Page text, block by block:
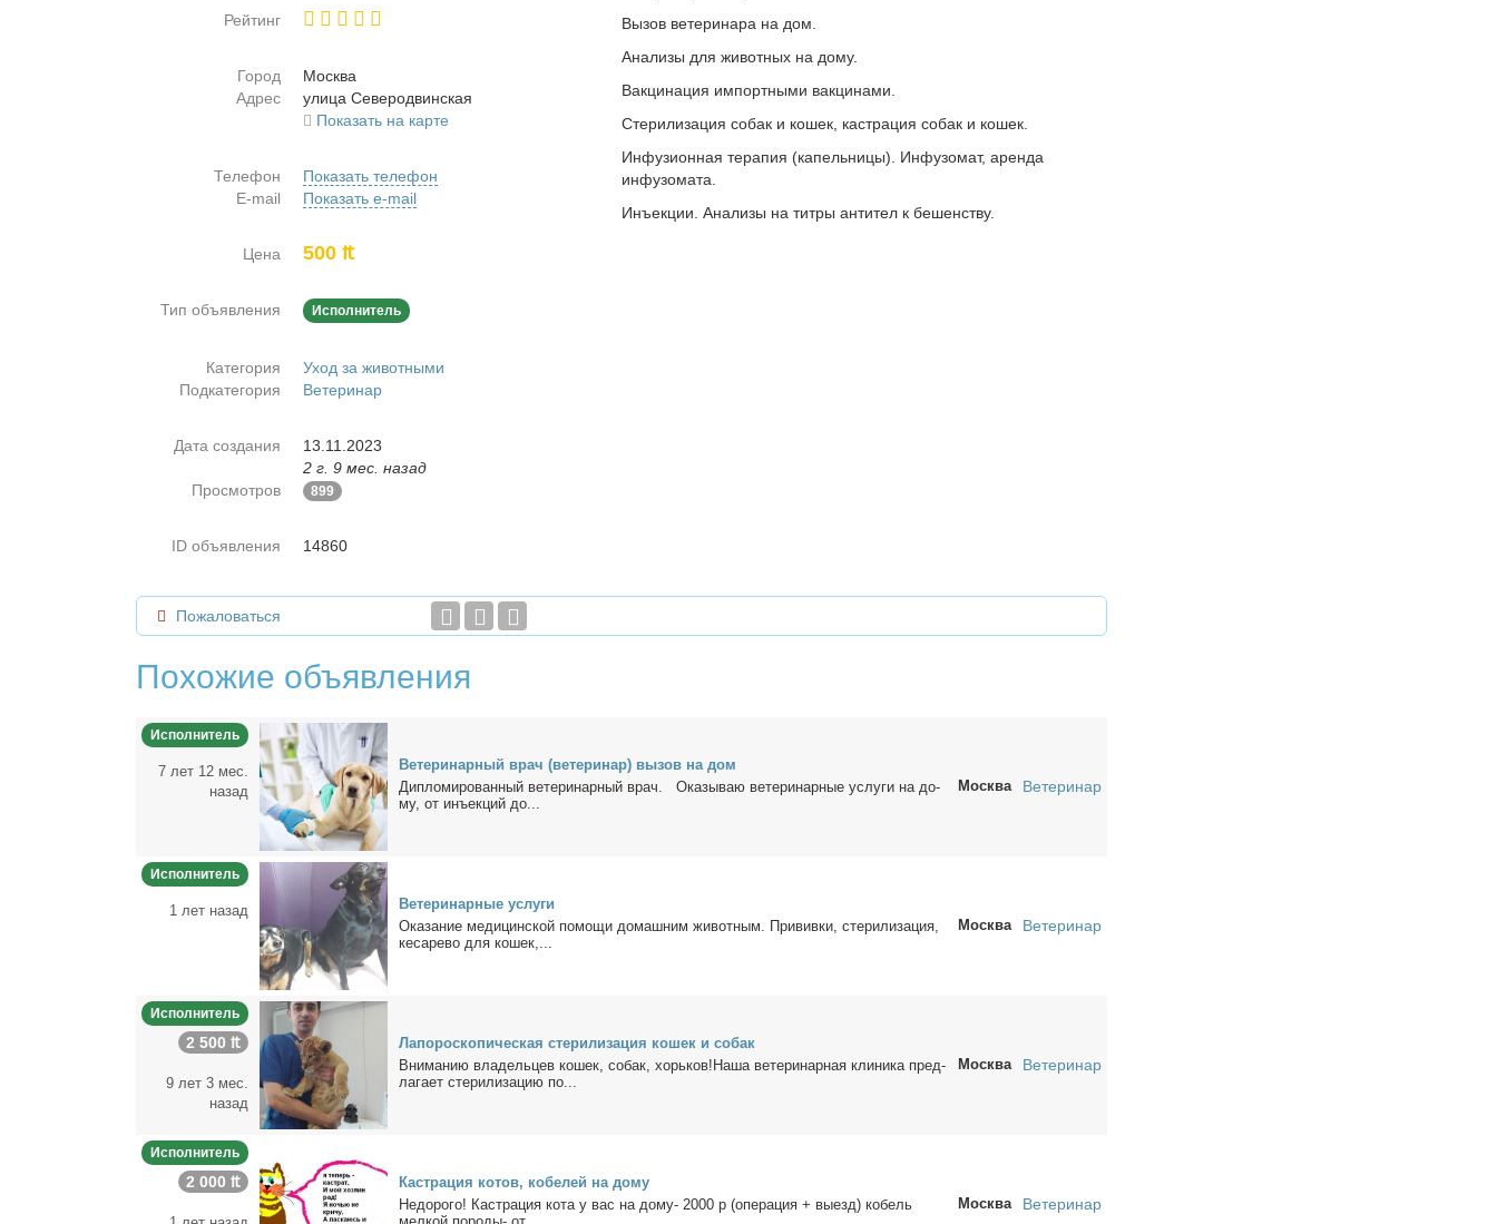
Вызов ветеринара на дом.
Анализы для животных на дому.
Вакцинация импортными вакцинами.
Стерилизация собак и кошек, кастрация собак и кошек.
Инфузионная терапия (капельницы). Инфузомат, аренда
инфузомата.
Инъекции. Анализы на титры антител к бешенству.
Рейтинг
Город
Москва
Адрес
ули­ца Се­ве­ро­двин­ская
Показать на карте
Телефон
Показать телефон
E-mail
Показать e-mail
Цена 500 ₶
Тип объявления Исполнитель
Категория
Уход за животными
Подкатегория
Ветеринар
Дата создания
13.11.2023
2 г. 9 мес. назад
Просмотров
899
ID объявления 14860
Пожаловаться
Похожие объявления
Исполнитель
7 лет 12 мес.
назад
Ве­те­ри­нар­ный врач (ве­те­ри­нар) вы­зов на дом
Ди­пло­ми­ро­ван­ный ве­те­ри­нар­ный врач. Ока­зы­ваю ве­те­ри­нар­ные услу­ги на до­
му, от инъ­ек­ций до...
Москва Ветеринар
Исполнитель
1 лет назад
Ве­те­ри­нар­ные услу­ги
Ока­за­ние ме­ди­цин­ской по­мо­щи до­маш­ним жи­вот­ным. При­вив­ки, сте­ри­ли­за­ция,
ке­са­ре­во для ко­шек,...
Москва Ветеринар
Исполнитель
2 500 ₶
9 лет 3 мес.
назад
Ла­по­ро­ско­пи­че­ская сте­ри­ли­за­ция ко­шек и со­бак
Вни­ма­нию вла­дель­цев ко­шек, со­бак, хорь­ков!На­ша ве­те­ри­нар­ная кли­ни­ка пред­
ла­га­ет сте­ри­ли­за­цию по...
Москва Ветеринар
Исполнитель
2 000 ₶
Ка­стра­ция ко­тов, ко­бе­лей на до­му
Недо­ро­го! Ка­стра­ция ко­та у вас на до­му- 2000 р (опе­ра­ция + вы­езд) ко­бель
Москва Ветеринар